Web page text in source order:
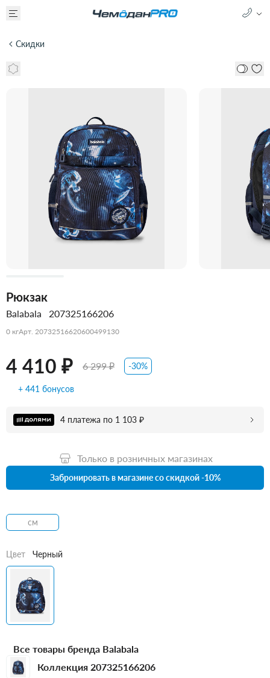
Скидки
Рюкзак
Balabala 207325166206
0 кгАрт. 20732516620600499130
4 410 ₽ 6 299 ₽ -30%
+ 441 бонусов
4 платежа по 1 103 ₽
Только в розничных магазинах
Забронировать в магазине со скидкой -10%
см
Цвет Черный
Все товары бренда Balabala
Коллекция 207325166206